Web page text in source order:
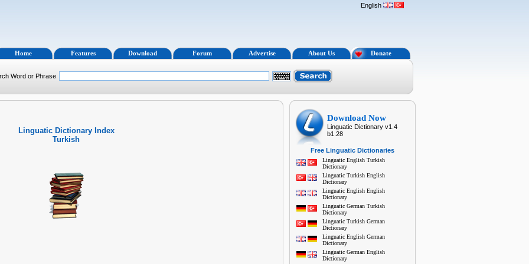
English
Home Features Download Forum Advertise About Us Donate
Word or Phrase
Linguatic Dictionary Index
Turkish
Download Now
Linguatic Dictionary v1.4
b1.28
Free Linguatic Dictionaries
Linguatic English Turkish
Dictionary
Linguatic Turkish English
Dictionary
Linguatic English English
Dictionary
Linguatic German Turkish
Dictionary
Linguatic Turkish German
Dictionary
Linguatic English German
Dictionary
Linguatic German English
Dictionary